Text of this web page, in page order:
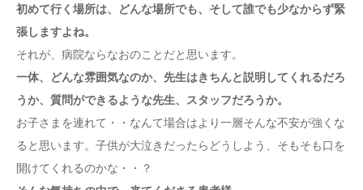
初めて行く場所は、どんな場所でも、そして誰でも少なからず緊
張しますよね。
それが、病院ならなおのことだと思います。
一体、どんな雰囲気なのか、先生はきちんと説明してくれるだろ
うか、質問ができるような先生、スタッフだろうか。
お子さまを連れて・・なんて場合はより一層そんな不安が強くな
ると思います。子供が大泣きだったらどうしよう、そもそも口を
開けてくれるのかな・・？